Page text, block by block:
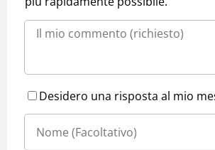
Desidero una risposta al mio